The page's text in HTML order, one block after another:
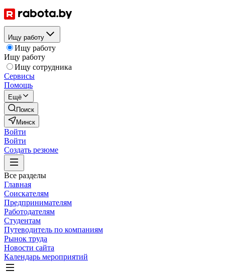
Ищу работу
Ищу работу
Ищу работу
Ищу сотрудника
Сервисы
Помощь
Ещё
Поиск
Минск
Войти
Войти
Создать резюме
Все разделы
Главная
Соискателям
Предпринимателям
Работодателям
Студентам
Путеводитель по компаниям
Рынок труда
Новости сайта
Календарь мероприятий